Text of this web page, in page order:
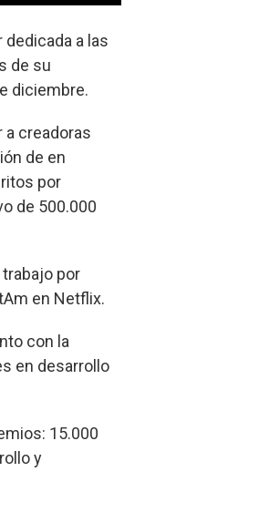
dedicada a las
de su
diciembre.
a creadoras
de en
por
de 500.000
por
en Netflix.
con la
en desarrollo
15.000
y